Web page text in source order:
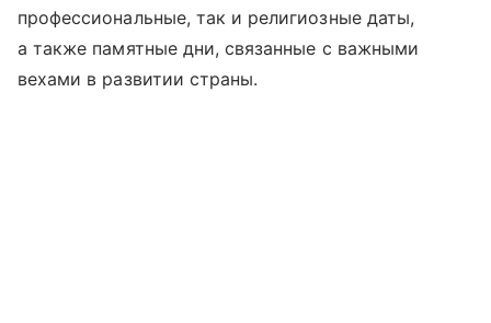
профессиональные, так и религиозные даты,
а также памятные дни, связанные с важными
вехами в развитии страны.